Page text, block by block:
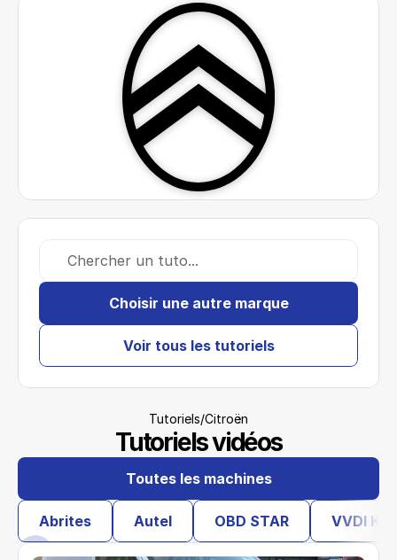
Chercher un tuto...
Choisir une autre marque
Voir tous les tutoriels
Tutoriels/Citroën
Tutoriels vidéos
Toutes les machines
Abrites Autel OBD STAR VVDI